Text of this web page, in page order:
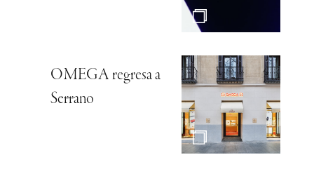
OMEGA regresa a
Serrano